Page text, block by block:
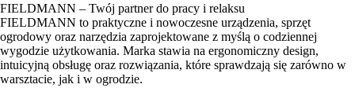
FIELDMANN – Twój partner do pracy i relaksu
FIELDMANN to praktyczne i nowoczesne urządzenia, sprzęt
ogrodowy oraz narzędzia zaprojektowane z myślą o codziennej
wygodzie użytkowania. Marka stawia na ergonomiczny design,
intuicyjną obsługę oraz rozwiązania, które sprawdzają się zarówno w
warsztacie, jak i w ogrodzie.